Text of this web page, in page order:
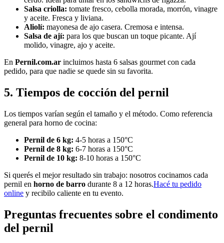
Salsa criolla: tomate fresco, cebolla morada, morrón, vinagre
y aceite. Fresca y liviana.
Aliolí: mayonesa de ajo casera. Cremosa e intensa.
Salsa de ají: para los que buscan un toque picante. Ají
molido, vinagre, ajo y aceite.
En Pernil.com.ar incluimos hasta 6 salsas gourmet con cada
pedido, para que nadie se quede sin su favorita.
5. Tiempos de cocción del pernil
Los tiempos varían según el tamaño y el método. Como referencia
general para horno de cocina:
Pernil de 6 kg: 4-5 horas a 150°C
Pernil de 8 kg: 6-7 horas a 150°C
Pernil de 10 kg: 8-10 horas a 150°C
Si querés el mejor resultado sin trabajo: nosotros cocinamos cada
pernil en horno de barro durante 8 a 12 horas.Hacé tu pedido
online y recibilo caliente en tu evento.
Preguntas frecuentes sobre el condimento
del pernil